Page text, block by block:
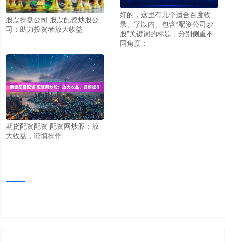
股票操盘公司 股票配资炒股公
司：助力投资者放大收益
好的，这里有几个适合百度收
录、字以内、包含“配资公司炒
股”关键词的标题，分别侧重不
同角度：
期货配资配资 配资网炒股：放
大收益，谨慎操作